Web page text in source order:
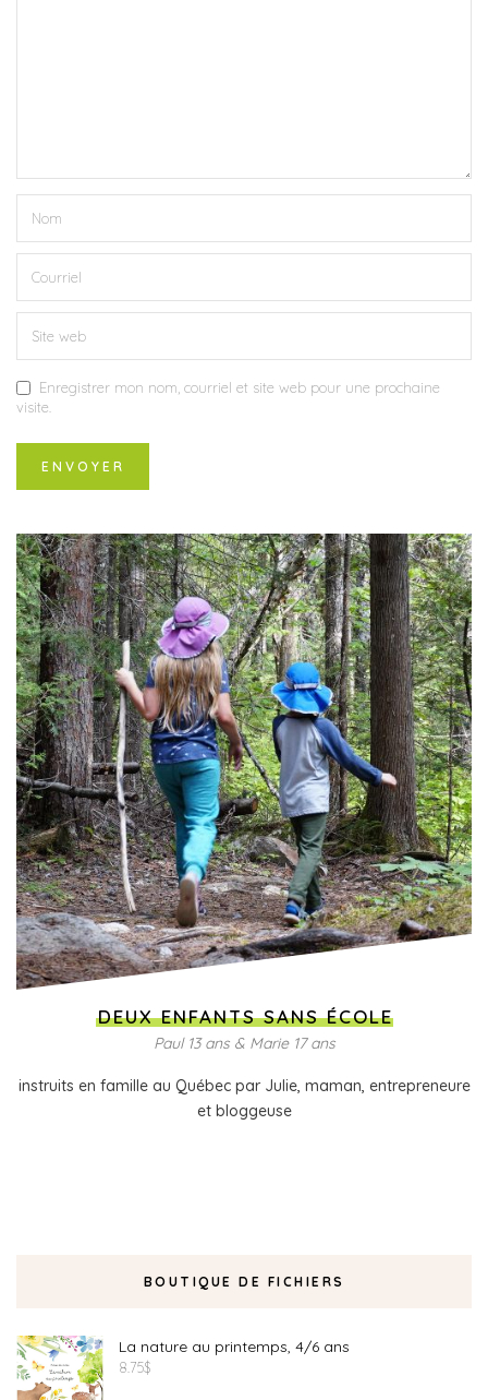
Enregistrer mon nom, courriel et site web pour une prochaine
visite.
DEUX ENFANTS SANS ÉCOLE
Paul 13 ans & Marie 17 ans
instruits en famille au Québec par Julie, maman, entrepreneure
et bloggeuse
BOUTIQUE DE FICHIERS
La nature au printemps, 4/6 ans
8.75$